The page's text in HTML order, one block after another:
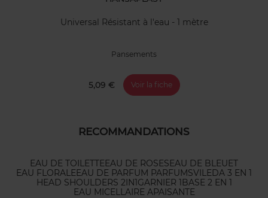
Universal Résistant à l'eau - 1 mètre
Pansements
5,09 € Voir la fiche
RECOMMANDATIONS
EAU DE TOILETTEEAU DE ROSESEAU DE BLEUET
EAU FLORALEEAU DE PARFUM PARFUMSVILEDA 3 EN 1
HEAD SHOULDERS 2IN1GARNIER 1BASE 2 EN 1
EAU MICELLAIRE APAISANTE